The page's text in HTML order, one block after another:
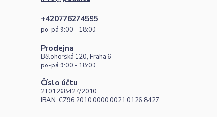
+420776274595
po-pá 9:00 - 18:00
Prodejna
Bělohorská 120, Praha 6
po-pá 9:00 - 18:00
Číslo účtu
2101268427/2010
IBAN: CZ96 2010 0000 0021 0126 8427